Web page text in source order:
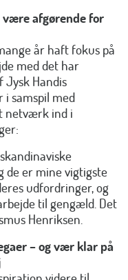
afgørende for
år haft fokus på
med det har
Jysk Handis
samspil med
netværk ind i
de er mine vigtigste
udfordringer, og
til gengæld. Det
Henriksen.
– og vær klar på